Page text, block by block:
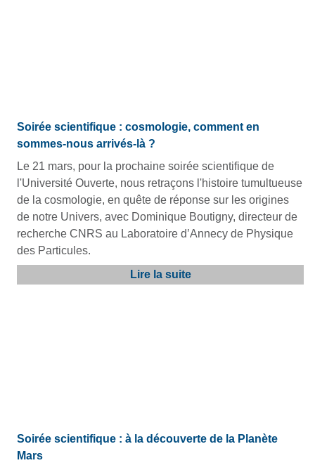
Soirée scientifique : cosmologie, comment en
sommes-nous arrivés-là ?
Le 21 mars, pour la prochaine soirée scientifique de
l'Université Ouverte, nous retraçons l'histoire tumultueuse
de la cosmologie, en quête de réponse sur les origines
de notre Univers, avec Dominique Boutigny, directeur de
recherche CNRS au Laboratoire d’Annecy de Physique
des Particules.
Lire la suite
Soirée scientifique : à la découverte de la Planète
Mars